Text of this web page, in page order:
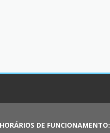
HORÁRIOS DE FUNCIONAMENTO: